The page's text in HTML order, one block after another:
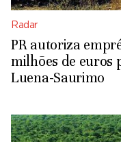
Radar
PR autoriza
milhões de
Luena-Saurimo